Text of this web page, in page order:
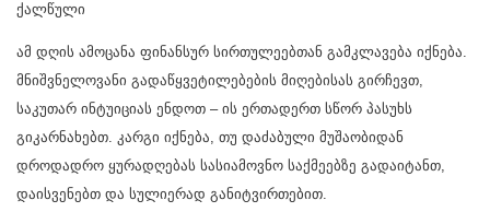
ქალწული
ამ დღის ამოცანა ფინანსურ სირთულეებთან გამკლავება იქნება.
მნიშვნელოვანი გადაწყვეტილებების მიღებისას გირჩევთ,
საკუთარ ინტუიციას ენდოთ – ის ერთადერთ სწორ პასუხს
გიკარნახებთ. კარგი იქნება, თუ დაძაბული მუშაობიდან
დროდადრო ყურადღებას სასიამოვნო საქმეებზე გადაიტანთ,
დაისვენებთ და სულიერად განიტვირთებით.